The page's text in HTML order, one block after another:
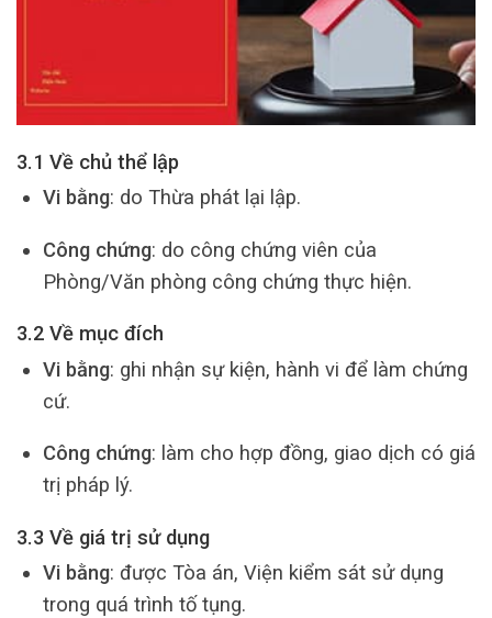
3.1 Về chủ thể lập
Vi bằng: do Thừa phát lại lập.
Công chứng: do công chứng viên của
Phòng/Văn phòng công chứng thực hiện.
3.2 Về mục đích
Vi bằng: ghi nhận sự kiện, hành vi để làm chứng
cứ.
Công chứng: làm cho hợp đồng, giao dịch có giá
trị pháp lý.
3.3 Về giá trị sử dụng
Vi bằng: được Tòa án, Viện kiểm sát sử dụng
trong quá trình tố tụng.